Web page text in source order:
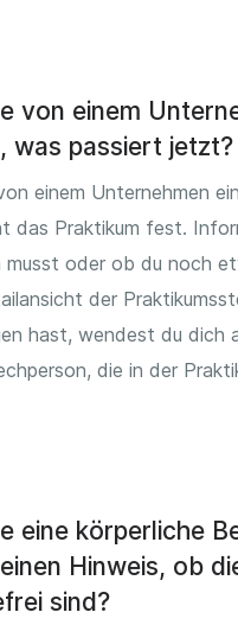
von einem
was passiert jetzt?
einem Unternehmen
das Praktikum fest.
musst oder ob du noch
der
hast, wendest du dich
die in der
eine körperliche
Hinweis, ob
sind?